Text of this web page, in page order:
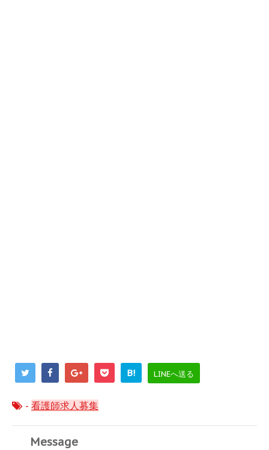
B! LINEへ送る
- 看護師求人募集
Message